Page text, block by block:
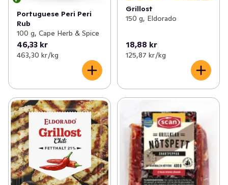
Portuguese Peri Peri
Rub
100 g, Cape Herb & Spice
46,33 kr
463,30 kr /kg
Grillost
150 g, Eldorado
18,88 kr
125,87 kr /kg